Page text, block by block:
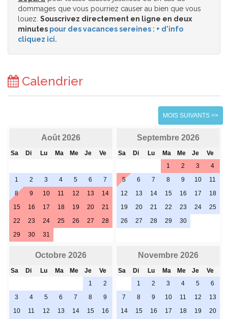
dommages que vous pourriez causer au bien que vous
louez. Souscrivez directement en ligne en deux
minutes pour des vacances sereines : + d'info
cliquez ici.
Calendrier
MOIS SUIVANTS >>
Août 2026
Sa Di Lu Ma Me Je Ve
1 2 3 4 5 6
7
8
9 10 11 12 13
14
15
16 17 18 19 20
21
22
23 24 25 26 27
28
29
30 31
Septembre 2026
Sa Di Lu Ma Me Je
Ve
1
2 3
4
5
6 7 8 9 10
11
12
13 14 15 16 17
18
19
20 21 22 23 24
25
26
27 28 29 30
Octobre 2026
Sa Di Lu Ma Me Je
Ve
1
2
3
4 5 6 7 8
9
10
11 12 13 14 15
16
Novembre 2026
Sa Di Lu Ma Me Je
Ve
1
2 3 4 5
6
7
8 9 10 11 12
13
14
15 16 17 18 19
20